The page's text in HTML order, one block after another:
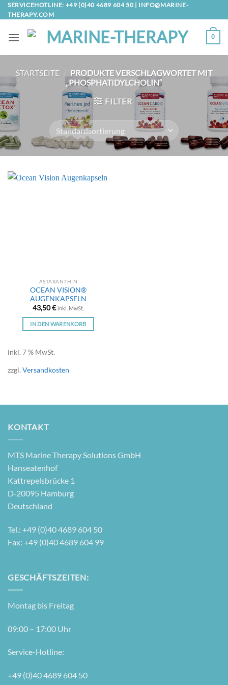
Zum
Inhalt
springen
SERVICEHOTLINE: +49 (0)40 4689 604 50 | INFO@MARINE-
THERAPY.COM
0
STARTSEITE / PRODUKTE VERSCHLAGWORTET MIT
„PHOSPHATIDYLCHOLIN“
FILTER
ASTAXANTHIN
OCEAN VISION®
AUGENKAPSELN
43,50€ inkl. MwSt.
IN DEN WARENKORB
inkl. 7 % MwSt.
zzgl. Versandkosten
KONTAKT
MTS Mari­ne The­ra­py Solu­ti­ons GmbH
Hanseatenhof
Kattre­pels­brü­cke 1
D‑20095 Hamburg
Deutschland
Tel.: +49 (0)40 4689 604 50
Fax: +49 (0)40 4689 604 99
GESCHÄFTSZEITEN:
Mon­tag bis Freitag
09:00 – 17:00 Uhr
Ser­vice-Hot­line:
+49 (0)40 4689 604 50